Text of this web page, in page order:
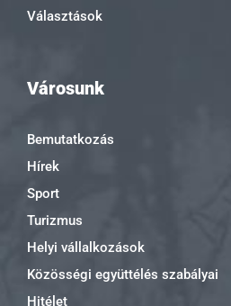
Választások
Városunk
Bemutatkozás
Hírek
Sport
Turizmus
Helyi vállalkozások
Közösségi együttélés szabályai
Hitélet